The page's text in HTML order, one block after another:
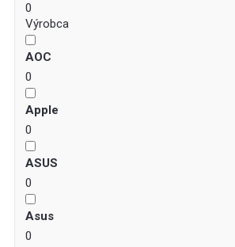
0
Výrobca
AOC
0
Apple
0
ASUS
0
Asus
0